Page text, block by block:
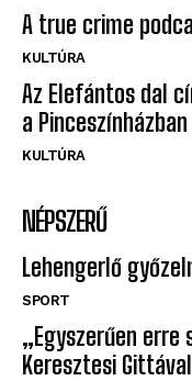
A true crime
KULTÚRA
Az Elefántos dal
a Pinceszínházban
KULTÚRA
NÉPSZERŰ
Lehengerlő
SPORT
„Egyszerűen
Keresztesi Gittával